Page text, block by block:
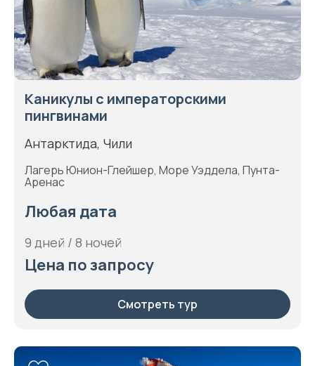
Каникулы с императорскими
пингвинами
Антарктида, Чили
Лагерь Юнион-Глейшер, Море Уэддела, Пунта-
Аренас
Любая дата
9 дней / 8 ночей
Цена по запросу
Смотреть тур